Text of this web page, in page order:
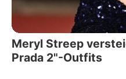
Meryl Streep
Prada 2"-Outfits